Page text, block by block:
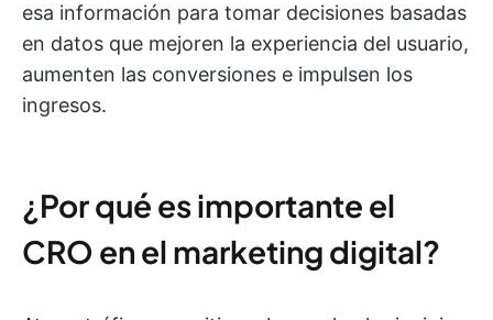
esa información para tomar decisiones basadas
en datos que mejoren la experiencia del usuario,
aumenten las conversiones e impulsen los
ingresos.
¿Por qué es importante el
CRO en el marketing digital?